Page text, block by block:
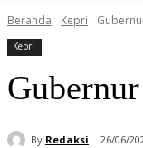
Beranda Kepri
Kepri
By Redaksi 26/06/